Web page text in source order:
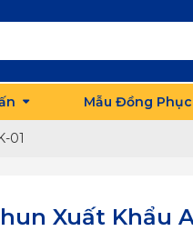
Mẫu Đồng
01
Xuất Khẩu